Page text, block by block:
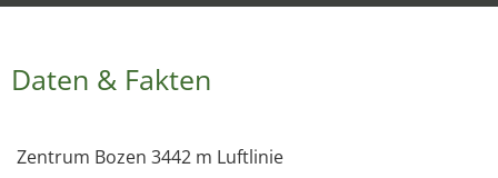
Daten & Fakten
Zentrum Bozen 3442 m Luftlinie